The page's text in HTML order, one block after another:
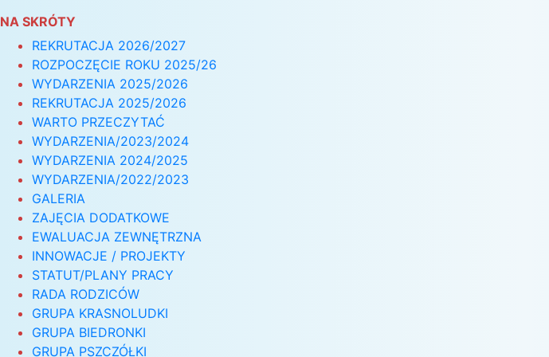
NA SKRÓTY
REKRUTACJA 2026/2027
ROZPOCZĘCIE ROKU 2025/26
WYDARZENIA 2025/2026
REKRUTACJA 2025/2026
WARTO PRZECZYTAĆ
WYDARZENIA/2023/2024
WYDARZENIA 2024/2025
WYDARZENIA/2022/2023
GALERIA
ZAJĘCIA DODATKOWE
EWALUACJA ZEWNĘTRZNA
INNOWACJE / PROJEKTY
STATUT/PLANY PRACY
RADA RODZICÓW
GRUPA KRASNOLUDKI
GRUPA BIEDRONKI
GRUPA PSZCZÓŁKI